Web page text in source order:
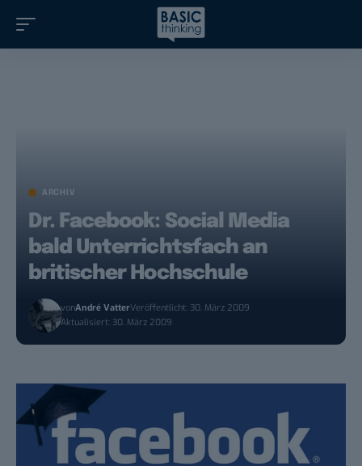
ARCHIV
Dr. Facebook: Social Media
bald Unterrichtsfach an
britischer Hochschule
vonAndré VatterVeröffentlicht: 30. März 2009
Aktualisiert: 30. März 2009